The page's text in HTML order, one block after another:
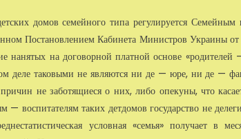
домов семейного типа регулируется
Постановлением Кабинета Министров Украины
нанятых на договорной платной основе
деле таковыми не являются ни де — юре, ни де —
не заботящиеся о них, либо опекуны, что
— воспитателям таких детдомов государство не
условная «семья» получает